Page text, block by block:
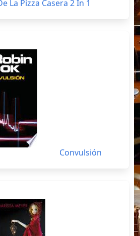
La Pizza Casera 2 In 1
Convulsión